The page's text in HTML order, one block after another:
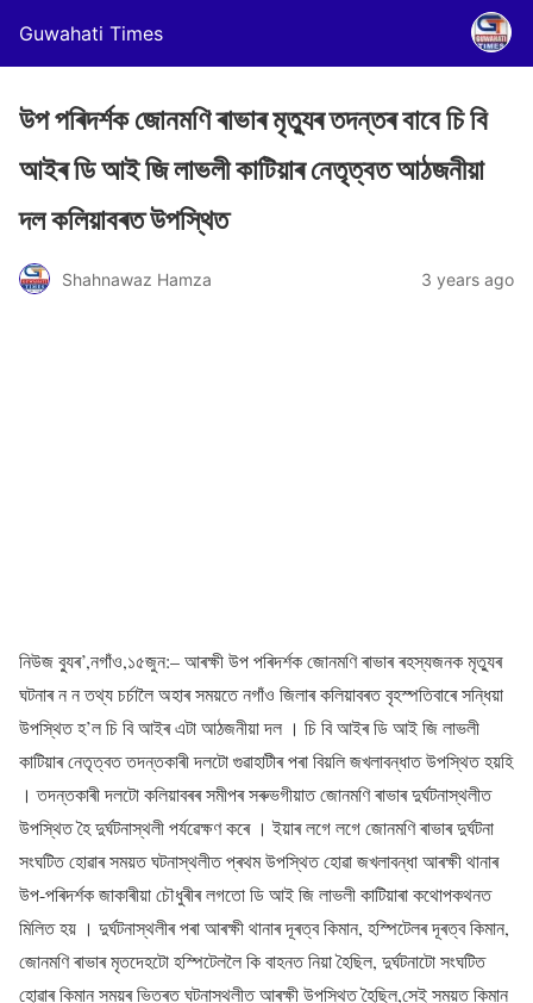
Guwahati Times
উপ পৰিদৰ্শক জোনমণি ৰাভাৰ মৃত্যুৰ তদন্তৰ বাবে চি বি
আইৰ ডি আই জি লাভলী কাটিয়াৰ নেতৃত্বত আঠজনীয়া
দল কলিয়াবৰত উপস্থিত
Shahnawaz Hamza 3 years ago
নিউজ ব্যুৰ’,নগাঁও,১৫জুন:– আৰক্ষী উপ পৰিদৰ্শক জোনমণি ৰাভাৰ ৰহস্যজনক মৃত্যুৰ
ঘটনাৰ ন ন তথ্য চৰ্চালৈ অহাৰ সময়তে নগাঁও জিলাৰ কলিয়াবৰত বৃহস্পতিবাৰে সন্ধিয়া
উপস্থিত হ’ল চি বি আইৰ এটা আঠজনীয়া দল । চি বি আইৰ ডি আই জি লাভলী
কাটিয়াৰ নেতৃত্বত তদন্তকাৰী দলটো গুৱাহাটীৰ পৰা বিয়লি জখলাবন্ধাত উপস্থিত হয়হি
। তদন্তকাৰী দলটো কলিয়াবৰৰ সমীপৰ সৰুভগীয়াত জোনমণি ৰাভাৰ দুৰ্ঘটনাস্থলীত
উপস্থিত হৈ দুৰ্ঘটনাস্থলী পৰ্যৱেক্ষণ কৰে । ইয়াৰ লগে লগে জোনমণি ৰাভাৰ দুৰ্ঘটনা
সংঘটিত হোৱাৰ সময়ত ঘটনাস্থলীত প্ৰথম উপস্থিত হোৱা জখলাবন্ধা আৰক্ষী থানাৰ
উপ-পৰিদৰ্শক জাকাৰীয়া চৌধুৰীৰ লগতো ডি আই জি লাভলী কাটিয়াৰা কথোপকথনত
মিলিত হয় । দুৰ্ঘটনাস্থলীৰ পৰা আৰক্ষী থানাৰ দূৰত্ব কিমান, হস্পিটেলৰ দূৰত্ব কিমান,
জোনমণি ৰাভাৰ মৃতদেহটো হস্পিটেললৈ কি বাহনত নিয়া হৈছিল, দুৰ্ঘটনাটো সংঘটিত
হোৱাৰ কিমান সময়ৰ ভিতৰত ঘটনাস্থলীত আৰক্ষী উপস্থিত হৈছিল,সেই সময়ত কিমান